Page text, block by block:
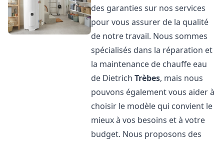
des garanties sur nos services
pour vous assurer de la qualité
de notre travail. Nous sommes
spécialisés dans la réparation et
la maintenance de chauffe eau
de DietrichTrèbes, mais nous
pouvons également vous aider à
choisir le modèle qui convient le
mieux à vos besoins et à votre
budget. Nous proposons des